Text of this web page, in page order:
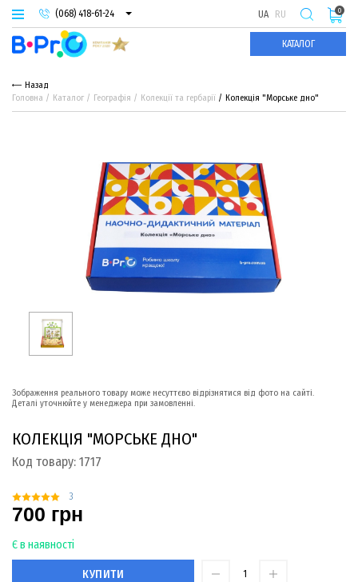
(068) 418-61-24
(093) 974-66-94
(095) 987-29-55
UA RU
КАТАЛОГ
0
Назад
Головна
Каталог Географія Колекції та гербарії Колекція "Морське дно"
Зображення реального товару може несуттєво відрізнятися від фото на сайті.
Деталі уточнюйте у менеджера при замовленні.
КОЛЕКЦІЯ "МОРСЬКЕ ДНО"
Код товару: 1717
3
700 грн
Є в наявності
КУПИТИ